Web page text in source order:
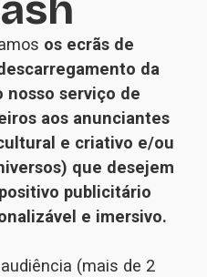
os ecrãs de
da
nosso serviço de
aos anunciantes
e criativo e/ou
que desejem
publicitário
e imersivo.
(mais de 2